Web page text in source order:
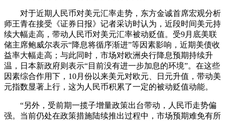
对于近期人民币对美元汇率走势，东方金诚首席宏观分析
师王青在接受《证券日报》记者采访时认为，近段时间美元持
续大幅走高，带动人民币对美元汇率被动贬值。受9月底美联
储主席鲍威尔表示“降息将循序渐进”等因素影响，近期美债收
益率大幅走高；与此同时，市场对欧洲央行降息预期持续升
温，日本新政府则表示“目前没有进一步加息的环境”。在这些
因素综合作用下，10月份以来美元对欧元、日元升值，带动美
元指数显著上行，这为人民币积累了一定的被动贬值动能。
“另外，受前期一揽子增量政策出台带动，人民币走势偏
强。当前仍处在政策措施陆续推出过程中，市场预期难免有所